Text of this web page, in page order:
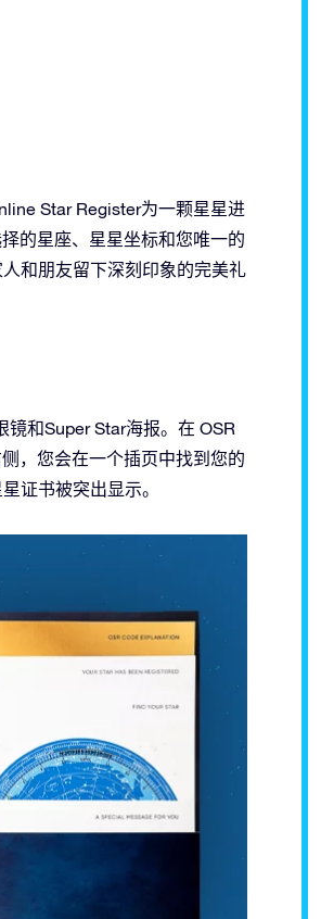
Star Register为一颗星星进
的星座、星星坐标和您唯一的
和朋友留下深刻印象的完美礼
和Super Star海报。在 OSR
，您会在一个插页中找到您的
证书被突出显示。